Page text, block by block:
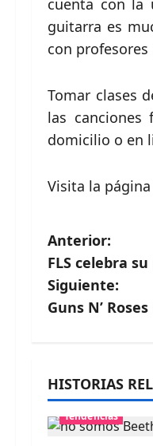
cuenta con la
guitarra es
con
Tomar clases
las
domicilio o en
Visita la
N
a
v
g
a
Anterior:
FLS celebra
Siguiente:
Guns N’
HISTORIAS
Tendencias